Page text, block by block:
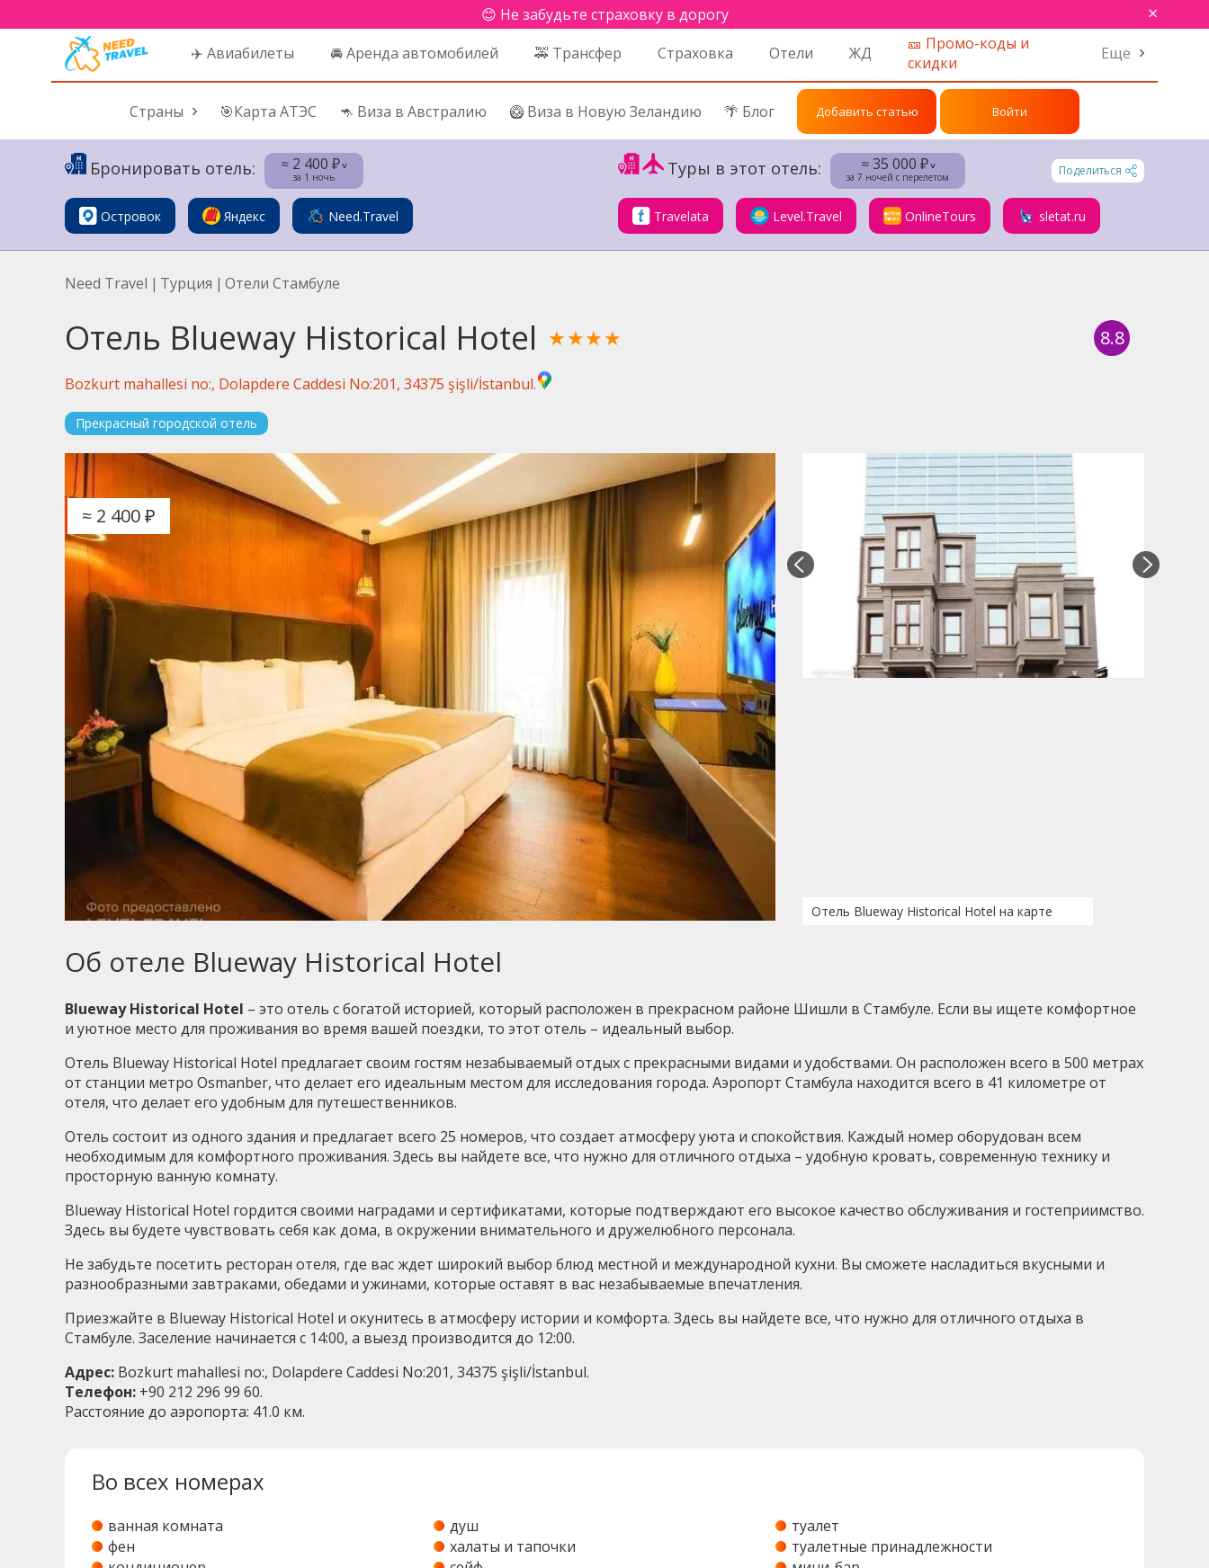
😊 Не забудьте страховку в дорогу ×
✈️ Авиабилеты 🚘 Аренда автомобилей 🚕 Трансфер Страховка Отели ЖД
🎫 Промо-коды и
скидки
Еще
Страны 🎯Карта АТЭС 🦘 Виза в Австралию 🥝 Виза в Новую Зеландию 🌴 Блог Добавить статью Войти
Бронировать отель: ≈ 2 400 ₽˅
за 1 ночь
Островок Яндекс Need.Travel
Туры в этот отель: ≈ 35 000 ₽˅
за 7 ночей с перелетом
Поделиться
Travelata Level.Travel OnlineTours sletat.ru
Need Travel | Турция | Отели Стамбуле
Отель Blueway Historical Hotel ★★★★ 8.8
Bozkurt mahallesi no:, Dolapdere Caddesi No:201, 34375 şişli/İstanbul.
Прекрасный городской отель
≈ 2 400 ₽
Отель Blueway Historical Hotel на карте
Об отеле Blueway Historical Hotel
Blueway Historical Hotel – это отель с богатой историей, который расположен в прекрасном районе Шишли в Стамбуле. Если вы ищете комфортное
и уютное место для проживания во время вашей поездки, то этот отель – идеальный выбор.
Отель Blueway Historical Hotel предлагает своим гостям незабываемый отдых с прекрасными видами и удобствами. Он расположен всего в 500 метрах
от станции метро Osmanber, что делает его идеальным местом для исследования города. Аэропорт Стамбула находится всего в 41 километре от
отеля, что делает его удобным для путешественников.
Отель состоит из одного здания и предлагает всего 25 номеров, что создает атмосферу уюта и спокойствия. Каждый номер оборудован всем
необходимым для комфортного проживания. Здесь вы найдете все, что нужно для отличного отдыха – удобную кровать, современную технику и
просторную ванную комнату.
Blueway Historical Hotel гордится своими наградами и сертификатами, которые подтверждают его высокое качество обслуживания и гостеприимство.
Здесь вы будете чувствовать себя как дома, в окружении внимательного и дружелюбного персонала.
Не забудьте посетить ресторан отеля, где вас ждет широкий выбор блюд местной и международной кухни. Вы сможете насладиться вкусными и
разнообразными завтраками, обедами и ужинами, которые оставят в вас незабываемые впечатления.
Приезжайте в Blueway Historical Hotel и окунитесь в атмосферу истории и комфорта. Здесь вы найдете все, что нужно для отличного отдыха в
Стамбуле. Заселение начинается с 14:00, а выезд производится до 12:00.
Адрес: Bozkurt mahallesi no:, Dolapdere Caddesi No:201, 34375 şişli/İstanbul.
Телефон: +90 212 296 99 60.
Расстояние до аэропорта: 41.0 км.
Во всех номерах
ванная комната душ
туалет
фен
халаты и тапочки
туалетные принадлежности